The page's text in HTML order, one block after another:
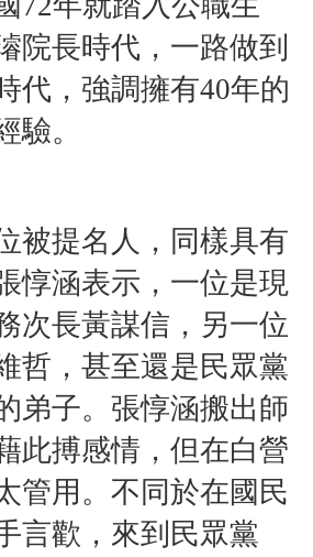
院長時代，一路做到
代，強調擁有40年的
驗。
被提名人，同樣具有
惇涵表示， 一位是現
次長黃謀信，另一位
哲，甚至還是民眾黨
弟子。 張惇涵搬出師
此搏感情，但在白營
管用。不同於在國民
言歡，來到民眾黨